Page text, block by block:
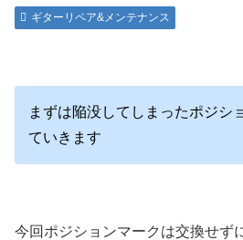
ギターリペア&メンテナンス
まずは陥没してしまったポジシ
ていきます
今回ポジションマークは交換せず